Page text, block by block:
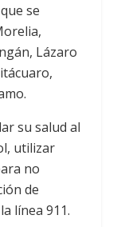
se
Lázaro
su salud al
utilizar
no
de
línea 911.